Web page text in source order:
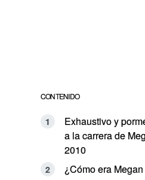
CONTENIDO
Exhaustivo y
a la carrera de
2010
¿Cómo era